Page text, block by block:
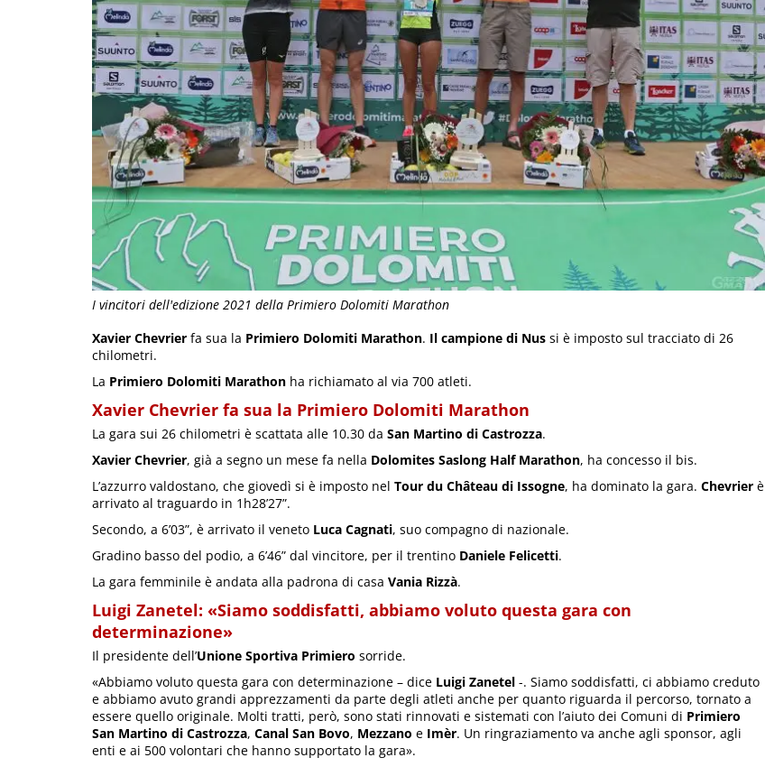
I vincitori dell'edizione 2021 della Primiero Dolomiti Marathon
Xavier Chevrier fa sua la Primiero Dolomiti Marathon. Il campione di Nus si è imposto sul tracciato di 26
chilometri.
La Primiero Dolomiti Marathon ha richiamato al via 700 atleti.
Xavier Chevrier fa sua la Primiero Dolomiti Marathon
La gara sui 26 chilometri è scattata alle 10.30 da San Martino di Castrozza.
Xavier Chevrier, già a segno un mese fa nella Dolomites Saslong Half Marathon, ha concesso il bis.
L’azzurro valdostano, che giovedì si è imposto nel Tour du Château di Issogne, ha dominato la gara. Chevrier è
arrivato al traguardo in 1h28’27”.
Secondo, a 6’03”, è arrivato il veneto Luca Cagnati, suo compagno di nazionale.
Gradino basso del podio, a 6’46” dal vincitore, per il trentino Daniele Felicetti.
La gara femminile è andata alla padrona di casa Vania Rizzà.
Luigi Zanetel: «Siamo soddisfatti, abbiamo voluto questa gara con
determinazione»
Il presidente dell’Unione Sportiva Primiero sorride.
«Abbiamo voluto questa gara con determinazione – dice Luigi Zanetel -. Siamo soddisfatti, ci abbiamo creduto
e abbiamo avuto grandi apprezzamenti da parte degli atleti anche per quanto riguarda il percorso, tornato a
essere quello originale. Molti tratti, però, sono stati rinnovati e sistemati con l’aiuto dei Comuni di Primiero
San Martino di Castrozza, Canal San Bovo, Mezzano e Imèr. Un ringraziamento va anche agli sponsor, agli
enti e ai 500 volontari che hanno supportato la gara».